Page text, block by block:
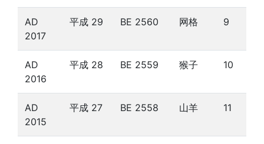
AD
2017
平成 29 BE 2560 网格 9
AD
2016
平成 28 BE 2559 猴子 10
AD
2015
平成 27 BE 2558 山羊 11